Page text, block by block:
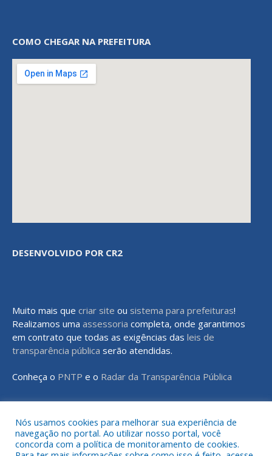
COMO CHEGAR NA PREFEITURA
DESENVOLVIDO POR CR2
Muito mais que criar site ou sistema para prefeituras!
Realizamos uma assessoria completa, onde garantimos
em contrato que todas as exigências das leis de
transparência pública serão atendidas.
Conheça o PNTP e o Radar da Transparência Pública
Todos os direitos reservados a Prefeitura Municipal de Rondon do
Pará
Nós usamos cookies para melhorar sua experiência de
navegação no portal. Ao utilizar nosso portal, você
concorda com a política de monitoramento de cookies.